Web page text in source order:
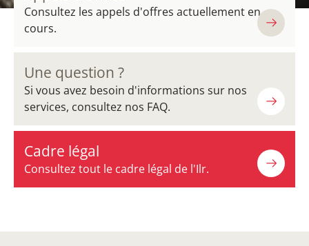
Consultez les appels d'offres actuellement en
cours.
Une question ?
Si vous avez besoin d'informations sur nos
services, consultez nos FAQ.
Cadre légal
Consultez tout le cadre légal de l'Ilr.